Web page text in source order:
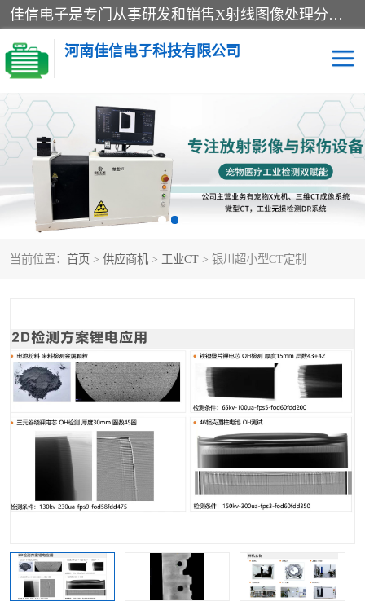
佳信电子是专门从事研发和销售X射线图像处理分析和X射线设备的高端技术公司，先进的图像处理技术帮助用户更加准确的判断图像，为科研和检测提供可靠保证，现有产品包括电力GIS探伤X射线检测系统，电力耐张线夹探伤X射线检测系统，便携式X射线，兽用图像的增强软件工具包，工业和兽用便携式DR，实验室CT，桌面CT等。
河南佳信电子科技有限公司
当前位置： 首页 > 供应商机 > 工业CT > 银川超小型CT定制
宠物X光机DR 电力探伤仪GIS探伤仪
电力探伤仪耐张线夹探伤
仪
微焦点射线源
工业CT
C型臂 口腔牙科X光机DR